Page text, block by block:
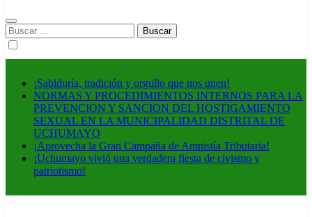
Buscar:
¡Sabiduría, tradición y orgullo que nos unen!
NORMAS Y PROCEDIMIENTOS INTERNOS PARA LA
PREVENCION Y SANCION DEL HOSTIGAMIENTO
SEXUAL EN LA MUNICIPALIDAD DISTRITAL DE
UCHUMAYO
¡Aprovecha la Gran Campaña de Amnistía Tributaria!
¡Uchumayo vivió una verdadera fiesta de civismo y
patriotismo!